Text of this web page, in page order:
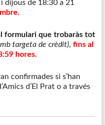
dijous de 18:30 a 21
formulari que trobaràs tot
targeta de crèdit), fins al
hores.
confirmades si s’han
d’El Prat o a través